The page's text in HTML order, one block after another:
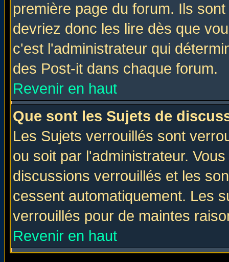
première page du forum. Ils
devriez donc les lire dès que
c'est l'administrateur qui
des Post-it dans chaque forum.
Revenir en haut
Que sont les Sujets de
Les Sujets verrouillés sont
ou soit par l'administrateur.
discussions verrouillés et les
cessent automatiquement. Les
verrouillés pour de maintes
Revenir en haut